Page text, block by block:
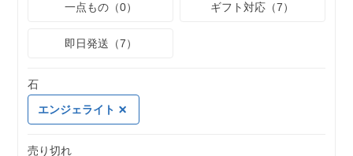
一点もの（0）
ギフト対応（7）
即日発送（7）
石
エンジェライト
売り切れ